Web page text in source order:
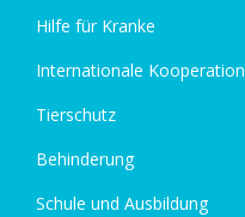
Hilfe für Kranke
Internationale Kooperation
Tierschutz
Behinderung
Schule und Ausbildung